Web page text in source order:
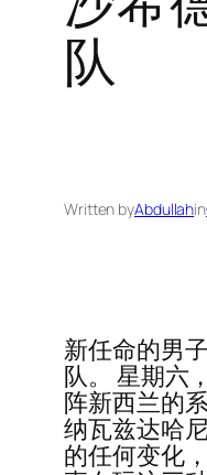
队
Written byAbdullahin
新任命的男
队。 星期六
阵新西兰的
纳瓦兹达哈
的任何变化